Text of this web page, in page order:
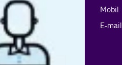
Mobil
E-mail